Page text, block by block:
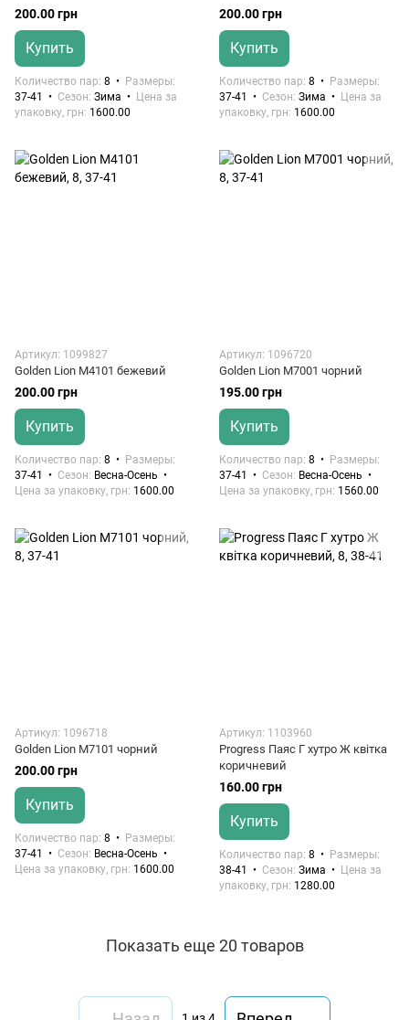
200.00 грн
Купить
Количество пар 8
Размеры
37-41
Сезон Зима
Цена за
упаковку, грн 1600.00
200.00 грн
Купить
Количество пар 8
Размеры
37-41
Сезон Зима
Цена за
упаковку, грн 1600.00
Артикул: 1099827
Golden Lion M4101 бежевий
200.00 грн
Купить
Количество пар 8
Размеры
37-41
Сезон
Весна-Осень
Цена за упаковку, грн 1600.00
Артикул: 1096720
Golden Lion M7001 чорний
195.00 грн
Купить
Количество пар 8
Размеры
37-41
Сезон
Весна-Осень
Цена за упаковку, грн 1560.00
Артикул: 1096718
Golden Lion M7101 чорний
200.00 грн
Купить
Количество пар 8
Размеры
37-41
Сезон
Весна-Осень
Цена за упаковку, грн 1600.00
Артикул: 1103960
Progress Паяс Г хутро Ж квітка
коричневий
160.00 грн
Купить
Количество пар 8
Размеры
38-41
Сезон Зима
Цена за
упаковку, грн 1280.00
Показать еще 20 товаров